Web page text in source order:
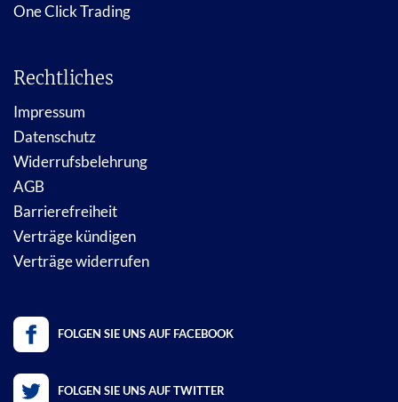
One Click Trading
Rechtliches
Impressum
Datenschutz
Widerrufsbelehrung
AGB
Barrierefreiheit
Verträge kündigen
Verträge widerrufen
FOLGEN SIE UNS AUF FACEBOOK
FOLGEN SIE UNS AUF TWITTER